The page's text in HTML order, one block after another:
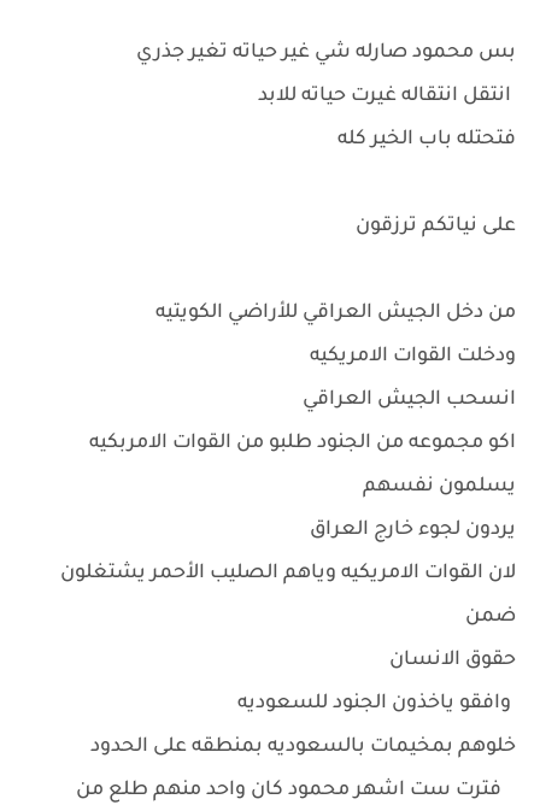
بس محمود صارله شي غير حياته تغير جذري
انتقل انتقاله غيرت حياته للابد
فتحتله باب الخير كله
على نياتكم ترزقون
من دخل الجيش العراقي للأراضي الكويتيه
ودخلت القوات الامريكيه
انسحب الجيش العراقي
اكو مجموعه من الجنود طلبو من القوات الامربكيه
يسلمون نفسهم
يردون لجوء خارج العراق
لان القوات الامريكيه وياهم الصليب الأحمر يشتغلون
ضمن
حقوق الانسان
وافقو ياخذون الجنود للسعوديه
خلوهم بمخيمات بالسعوديه بمنطقه على الحدود
فترت ست اشهر محمود كان واحد منهم طلع من